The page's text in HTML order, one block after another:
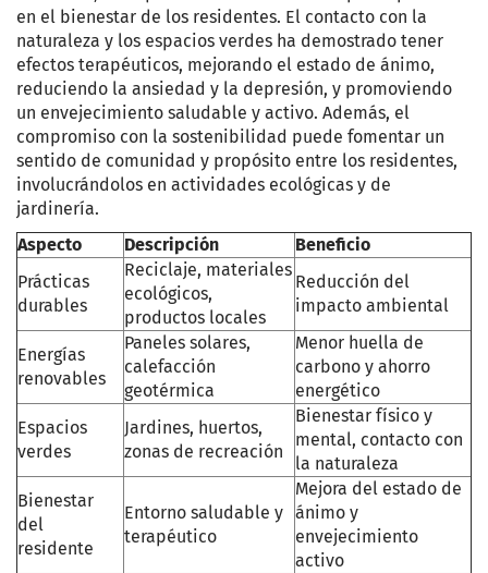
en el bienestar de los residentes. El contacto con la
naturaleza y los espacios verdes ha demostrado tener
efectos terapéuticos, mejorando el estado de ánimo,
reduciendo la ansiedad y la depresión, y promoviendo
un envejecimiento saludable y activo. Además, el
compromiso con la sostenibilidad puede fomentar un
sentido de comunidad y propósito entre los residentes,
involucrándolos en actividades ecológicas y de
jardinería.
Aspecto
Descripción
Beneficio
Prácticas
durables
Reciclaje, materiales
ecológicos,
productos locales
Reducción del
impacto ambiental
Energías
renovables
Paneles solares,
calefacción
geotérmica
Menor huella de
carbono y ahorro
energético
Espacios
verdes
Jardines, huertos,
zonas de recreación
Bienestar físico y
mental, contacto con
la naturaleza
Bienestar
del
residente
Entorno saludable y
terapéutico
Mejora del estado de
ánimo y
envejecimiento
activo